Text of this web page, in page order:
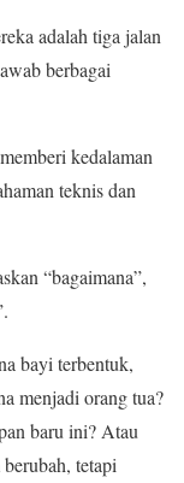
adalah tiga jalan
berbagai
kedalaman
teknis dan
“bagaimana”,
bayi terbentuk,
menjadi orang tua?
baru ini? Atau
tetapi